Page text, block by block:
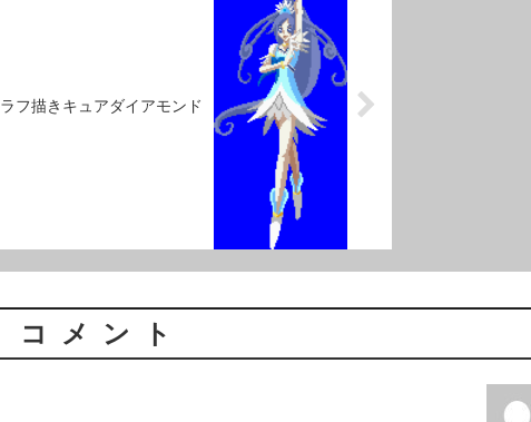
ラフ描きキュアダイアモンド
コメント